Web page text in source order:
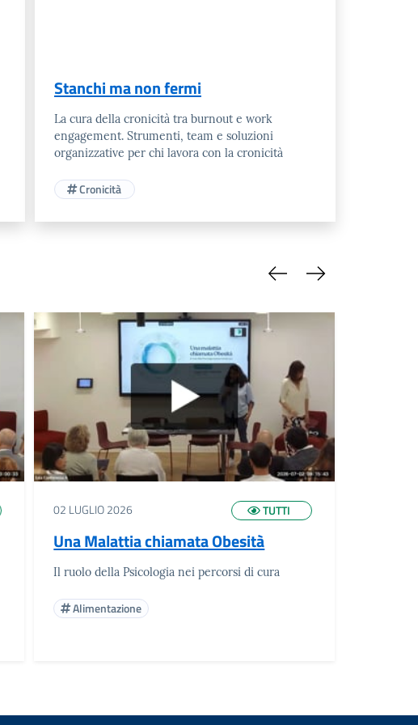
Stanchi ma non fermi
La cura della cronicità tra burnout e work
engagement. Strumenti, team e soluzioni
organizzative per chi lavora con la cronicità
Cronicità
Slide precedente
TUTTI
02 LUGLIO 2026
Una Malattia chiamata Obesità
Il ruolo della Psicologia nei percorsi di cura
Alimentazione